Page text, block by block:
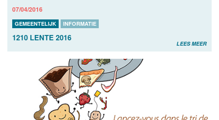
07/04/2016
GEMEENTELIJK INFORMATIE
1210 LENTE 2016
LEES MEER